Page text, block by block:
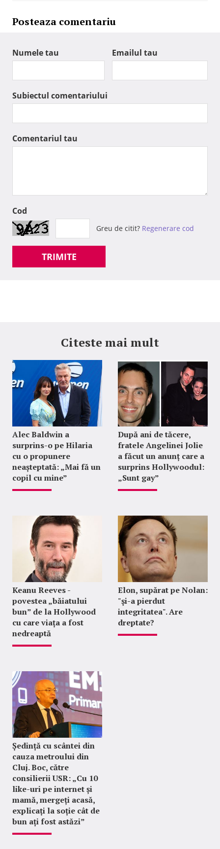
Posteaza comentariu
Numele tau Emailul tau
Subiectul comentariului
Comentariul tau
Cod
Greu de citit? Regenerare cod
TRIMITE
Citeste mai mult
Alec Baldwin a
surprins-o pe Hilaria
cu o propunere
neașteptată: „Mai fă un
copil cu mine”
După ani de tăcere,
fratele Angelinei Jolie
a făcut un anunț care a
surprins Hollywoodul:
„Sunt gay”
Keanu Reeves -
povestea „băiatului
bun” de la Hollywood
cu care viața a fost
nedreaptă
Elon, supărat pe Nolan:
"şi-a pierdut
integritatea". Are
dreptate?
Ședință cu scântei din
cauza metroului din
Cluj. Boc, către
consilierii USR: „Cu 10
like-uri pe internet și
mamă, mergeți acasă,
explicați la soție cât de
bun ați fost astăzi”